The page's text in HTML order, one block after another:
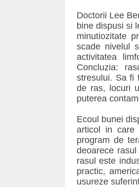
Doctorii Lee
bine dispusi si
minutiozitate
scade nivelul
activitatea
Concluzia:
stresului. Sa fi
de ras, locuri
puterea
Ecoul bunei
articol in care
program de
deoarece
rasul este
practic,
usureze